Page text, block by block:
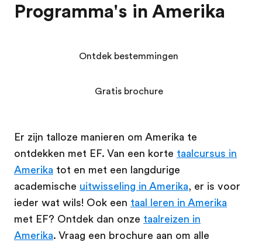
Programma's in Amerika
Er zijn talloze manieren om Amerika te
ontdekken met EF. Van een korte taalcursus in
Amerika tot en met een langdurige
academische uitwisseling in Amerika, er is voor
ieder wat wils! Ook een taal leren in Amerika
met EF? Ontdek dan onze taalreizen in
Amerika. Vraag een brochure aan om alle
Ontdek bestemmingen
Gratis brochure